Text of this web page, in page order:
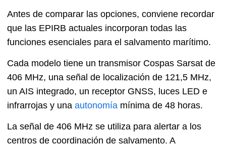
Antes de comparar las opciones, conviene recordar
que las EPIRB actuales incorporan todas las
funciones esenciales para el salvamento marítimo.
Cada modelo tiene un transmisor Cospas Sarsat de
406 MHz, una señal de localización de 121,5 MHz,
un AIS integrado, un receptor GNSS, luces LED e
infrarrojas y una autonomía mínima de 48 horas.
La señal de 406 MHz se utiliza para alertar a los
centros de coordinación de salvamento. A